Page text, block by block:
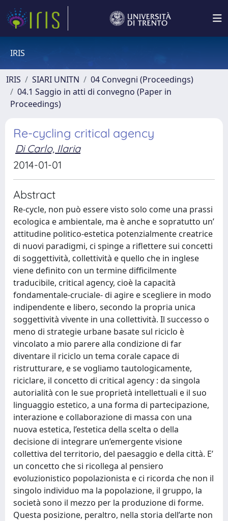
IRIS
IRIS SIARI UNITN
04 Convegni (Proceedings)
04.1 Saggio in atti di convegno (Paper in
Proceedings)
Re-cycling critical agency
Di Carlo, Ilaria
2014-01-01
Abstract
Re-cycle, non può essere visto solo come una prassi
ecologica e ambientale, ma è anche e sopratutto un’
attitudine politico-estetica potenzialmente creatrice
di nuovi paradigmi, ci spinge a riflettere sui concetti
di soggettività, collettività e quello che in inglese
viene definito con un termine difficilmente
traducibile, critical agency, cioè la capacità
fondamentale-cruciale- di agire e scegliere in modo
indipendente e libero, secondo la propria unica
soggettività vivente in una collettività. Il successo o
meno di strategie urbane basate sul riciclo è
vincolato a mio parere alla condizione di far
diventare il riciclo un tema corale capace di
ristrutturare, e se vogliamo tautologicamente,
riciclare, il concetto di critical agency : da singola
autorialità con le sue proprietà intellettuali e il suo
linguaggio estetico, a una forma di partecipazione,
interazione e collaborazione di massa con una
nuova estetica, l’estetica della scelta o della
decisione di integrare un’emergente visione
collettiva del territorio, del paesaggio e della città. E’
un concetto che si ricollega al pensiero
evoluzionistico popolazionista e ci ricorda che non il
singolo individuo ma la popolazione, il gruppo, la
società sono il mezzo per la produzione di forme.
Questa posizione, peraltro, nella storia dell’arte non